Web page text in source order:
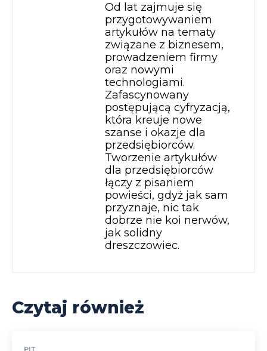
Od lat zajmuje się
przygotowywaniem
artykułów na tematy
związane z biznesem,
prowadzeniem firmy
oraz nowymi
technologiami.
Zafascynowany
postępującą cyfryzacją,
która kreuje nowe
szanse i okazje dla
przedsiębiorców.
Tworzenie artykułów
dla przedsiębiorców
łączy z pisaniem
powieści, gdyż jak sam
przyznaje, nic tak
dobrze nie koi nerwów,
jak solidny
dreszczowiec.
Czytaj również